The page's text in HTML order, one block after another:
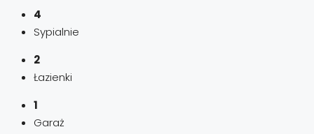
4
Sypialnie
2
Łazienki
1
Garaż